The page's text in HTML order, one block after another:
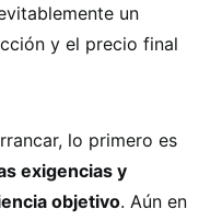
un
y el precio final
lo primero es
exigencias y
objetivo. Aún en